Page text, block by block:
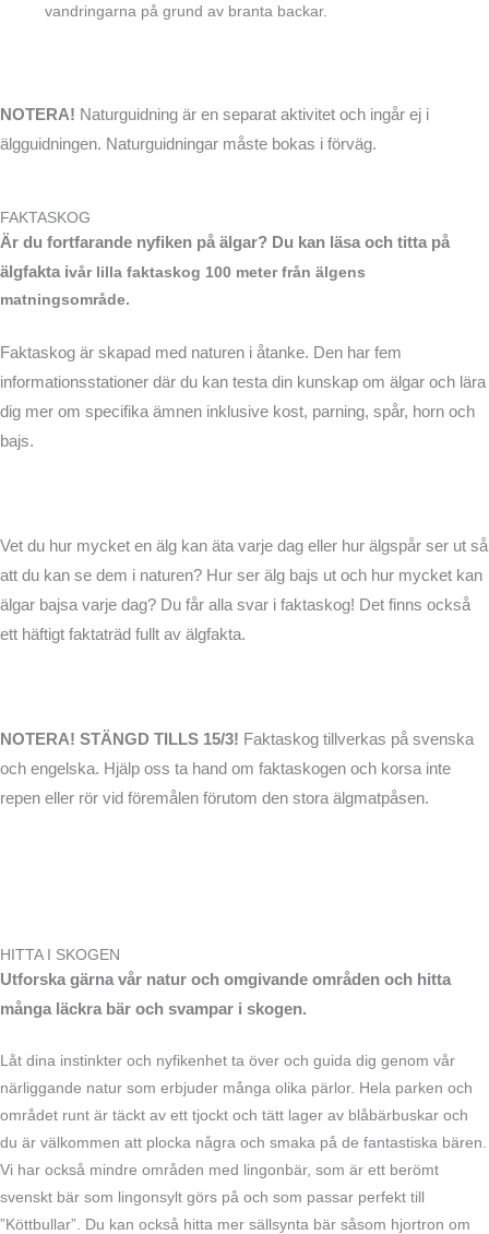
vandringarna på grund av branta backar.
NOTERA! Naturguidning är en separat aktivitet och ingår ej i
älgguidningen. Naturguidningar måste bokas i förväg.
FAKTASKOG
Är du fortfarande nyfiken på älgar? Du kan läsa och titta på
älgfakta ivår lilla faktaskog 100 meter från älgens
matningsområde.
Faktaskog är skapad med naturen i åtanke. Den har fem
informationsstationer där du kan testa din kunskap om älgar och lära
dig mer om specifika ämnen inklusive kost, parning, spår, horn och
bajs.
Vet du hur mycket en älg kan äta varje dag eller hur älgspår ser ut så
att du kan se dem i naturen? Hur ser älg bajs ut och hur mycket kan
älgar bajsa varje dag? Du får alla svar i faktaskog! Det finns också
ett häftigt faktaträd fullt av älgfakta.
NOTERA! STÄNGD TILLS 15/3! Faktaskog tillverkas på svenska
och engelska. Hjälp oss ta hand om faktaskogen och korsa inte
repen eller rör vid föremålen förutom den stora älgmatpåsen.
HITTA I SKOGEN
Utforska gärna vår natur och omgivande områden och hitta
många läckra bär och svampar i skogen.
Låt dina instinkter och nyfikenhet ta över och guida dig genom vår
närliggande natur som erbjuder många olika pärlor. Hela parken och
området runt är täckt av ett tjockt och tätt lager av blåbärbuskar och
du är välkommen att plocka några och smaka på de fantastiska bären.
Vi har också mindre områden med lingonbär, som är ett berömt
svenskt bär som lingonsylt görs på och som passar perfekt till
”Köttbullar”. Du kan också hitta mer sällsynta bär såsom hjortron om